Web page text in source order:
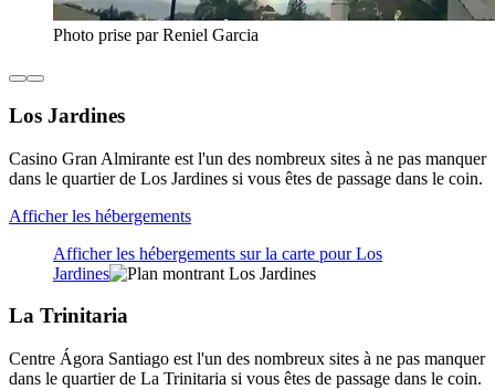
Photo prise par Reniel Garcia
Los Jardines
Casino Gran Almirante est l'un des nombreux sites à ne pas manquer
dans le quartier de Los Jardines si vous êtes de passage dans le coin.
Afficher les hébergements
Afficher les hébergements sur la carte pour Los
Jardines
La Trinitaria
Centre Ágora Santiago est l'un des nombreux sites à ne pas manquer
dans le quartier de La Trinitaria si vous êtes de passage dans le coin.